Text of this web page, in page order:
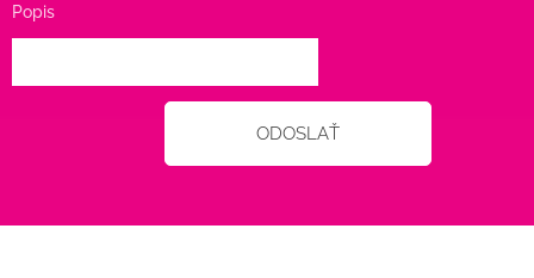
Popis
ODOSLAŤ